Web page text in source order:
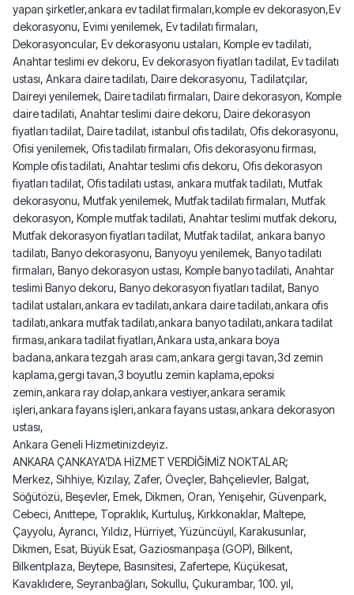
yapan şirketler,ankara ev tadilat firmaları,komple ev dekorasyon,Ev
dekorasyonu, Evimi yenilemek, Ev tadilatı firmaları,
Dekorasyoncular, Ev dekorasyonu ustaları, Komple ev tadilati,
Anahtar teslimi ev dekoru, Ev dekorasyon fiyatları tadilat, Ev tadilatı
ustası, Ankara daire tadilatı, Daire dekorasyonu, Tadilatçılar,
Daireyi yenilemek, Daire tadilatı firmaları, Daire dekorasyon, Komple
daire tadilati, Anahtar teslimi daire dekoru, Daire dekorasyon
fiyatları tadilat, Daire tadilat, istanbul ofis tadilatı, Ofis dekorasyonu,
Ofisi yenilemek, Ofis tadilatı firmaları, Ofis dekorasyonu firması,
Komple ofis tadilati, Anahtar teslimi ofis dekoru, Ofis dekorasyon
fiyatları tadilat, Ofis tadilatı ustası, ankara mutfak tadilatı, Mutfak
dekorasyonu, Mutfak yenilemek, Mutfak tadilatı firmaları, Mutfak
dekorasyon, Komple mutfak tadilati, Anahtar teslimi mutfak dekoru,
Mutfak dekorasyon fiyatları tadilat, Mutfak tadilat, ankara banyo
tadilatı, Banyo dekorasyonu, Banyoyu yenilemek, Banyo tadilatı
firmaları, Banyo dekorasyon ustası, Komple banyo tadilati, Anahtar
teslimi Banyo dekoru, Banyo dekorasyon fiyatları tadilat, Banyo
tadilat ustaları,ankara ev tadilatı,ankara daire tadilatı,ankara ofis
tadilatı,ankara mutfak tadilatı,ankara banyo tadilatı,ankara tadilat
firması,ankara tadilat fiyatları,Ankara usta,ankara boya
badana,ankara tezgah arası cam,ankara gergi tavan,3d zemin
kaplama,gergi tavan,3 boyutlu zemin kaplama,epoksi
zemin,ankara ray dolap,ankara vestiyer,ankara seramik
işleri,ankara fayans işleri,ankara fayans ustası,ankara dekorasyon
ustası,
Ankara Geneli Hizmetinizdeyiz.
ANKARA ÇANKAYA’DA HİZMET VERDİĞİMİZ NOKTALAR;
Merkez, Sıhhiye, Kızılay, Zafer, Öveçler, Bahçelievler, Balgat,
Söğütözü, Beşevler, Emek, Dikmen, Oran, Yenişehir, Güvenpark,
Cebeci, Anıttepe, Topraklık, Kurtuluş, Kırkkonaklar, Maltepe,
Çayyolu, Ayrancı, Yıldız, Hürriyet, Yüzüncüyıl, Karakusunlar,
Dikmen, Esat, Büyük Esat, Gaziosmanpaşa (GOP), Bilkent,
Bilkentplaza, Beytepe, Basınsitesi, Zafertepe, Küçükesat,
Kavaklıdere, Seyranbağları, Sokullu, Çukurambar, 100. yıl,